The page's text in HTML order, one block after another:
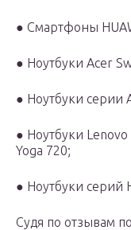
● Смартфоны
● Ноутбуки Acer
● Ноутбуки серии
● Ноутбуки Lenovo
Yoga 720;
● Ноутбуки серий
Судя по отзывам